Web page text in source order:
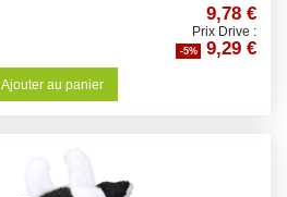
9,78 €
Prix Drive :
-5% 9,29 €
Ajouter au panier